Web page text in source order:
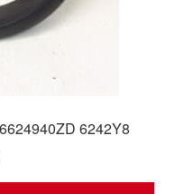
6242Y8